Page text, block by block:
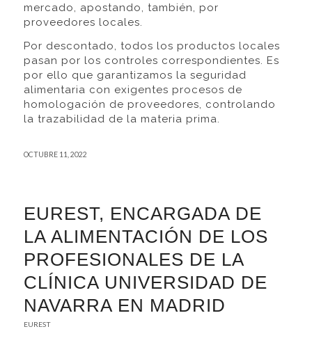
mercado, apostando, también, por
proveedores locales.
Por descontado, todos los productos locales
pasan por los controles correspondientes. Es
por ello que garantizamos la seguridad
alimentaria con exigentes procesos de
homologación de proveedores, controlando
la trazabilidad de la materia prima.
OCTUBRE 11, 2022
EUREST, ENCARGADA DE
LA ALIMENTACIÓN DE LOS
PROFESIONALES DE LA
CLÍNICA UNIVERSIDAD DE
NAVARRA EN MADRID
EUREST